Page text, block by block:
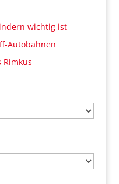
wichtig ist
Autobahnen